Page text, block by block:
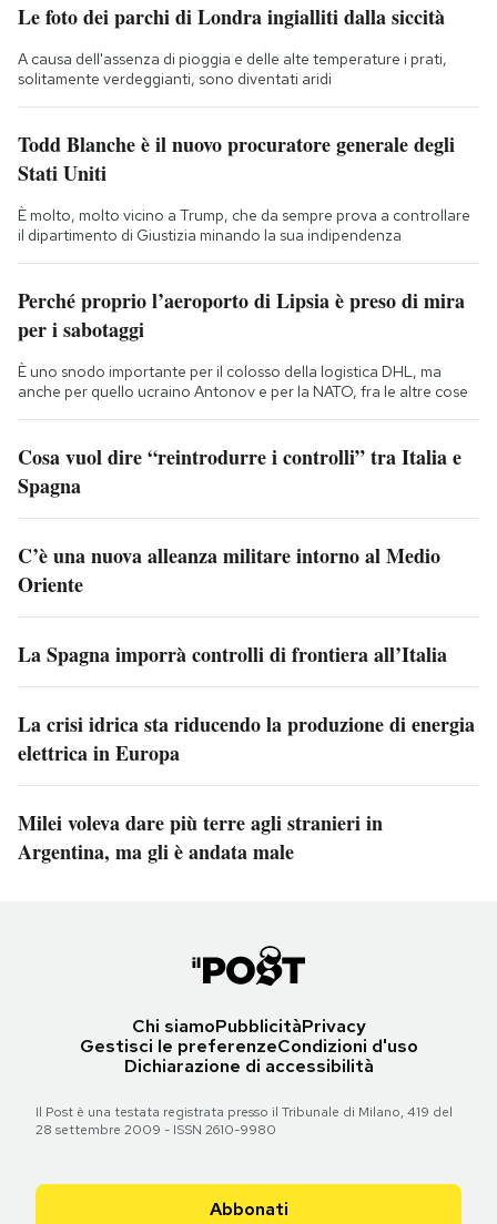
Le foto dei parchi di Londra ingialliti dalla siccità
A causa dell'assenza di pioggia e delle alte temperature i prati,
solitamente verdeggianti, sono diventati aridi
Todd Blanche è il nuovo procuratore generale degli
Stati Uniti
È molto, molto vicino a Trump, che da sempre prova a controllare
il dipartimento di Giustizia minando la sua indipendenza
Perché proprio l’aeroporto di Lipsia è preso di mira
per i sabotaggi
È uno snodo importante per il colosso della logistica DHL, ma
anche per quello ucraino Antonov e per la NATO, fra le altre cose
Cosa vuol dire “reintrodurre i controlli” tra Italia e
Spagna
C’è una nuova alleanza militare intorno al Medio
Oriente
La Spagna imporrà controlli di frontiera all’Italia
La crisi idrica sta riducendo la produzione di energia
elettrica in Europa
Milei voleva dare più terre agli stranieri in
Argentina, ma gli è andata male
Chi siamoPubblicitàPrivacy
Gestisci le preferenzeCondizioni d'uso
Dichiarazione di accessibilità
Il Post è una testata registrata presso il Tribunale di Milano, 419 del
28 settembre 2009 - ISSN 2610-9980
Abbonati